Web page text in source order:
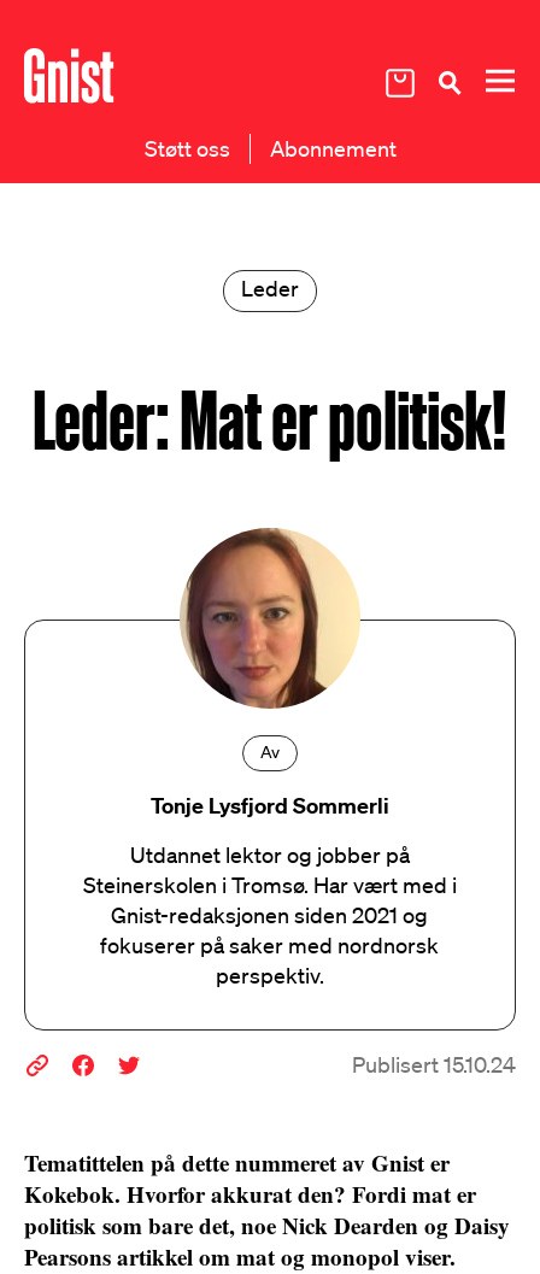
Støtt oss Abonnement
Leder
Leder: Mat er politisk!
Av
Tonje Lysfjord Sommerli
Utdannet lektor og jobber på
Steinerskolen i Tromsø. Har vært med i
Gnist-redaksjonen siden 2021 og
fokuserer på saker med nordnorsk
perspektiv.
Publisert 15.10.24
Tematittelen på dette nummeret av Gnist er
Kokebok. Hvorfor akkurat den? Fordi mat er
politisk som bare det, noe Nick Dearden og Daisy
Pearsons artikkel om mat og monopol viser.